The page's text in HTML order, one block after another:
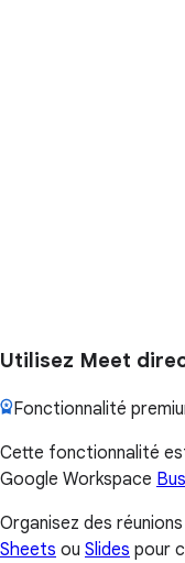
Utilisez Meet
Fonctionnalité
Cette fonctionnalité
Google Workspace
Organisez des
Sheets ou Slides pour